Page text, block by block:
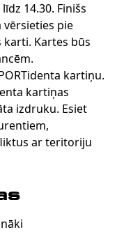
14.30. Finišs
vērsieties pie
karti. Kartes būs
kartiņu.
kartiņas
izdruku. Esiet
ar teritoriju